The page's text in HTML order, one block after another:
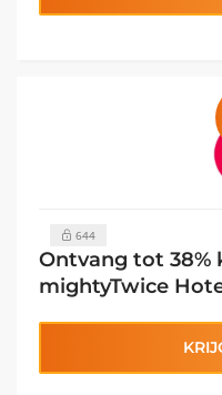
644
Ontvang tot 38%
mightyTwice